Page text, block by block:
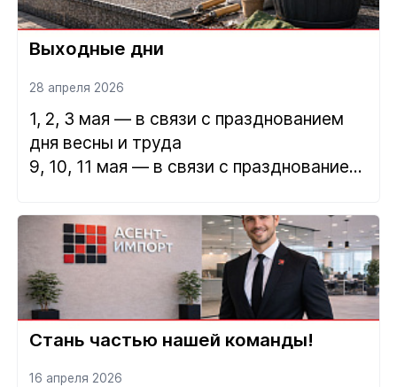
Выходные дни
28 апреля 2026
1, 2, 3 мая — в связи с празднованием
дня весны и труда
9, 10, 11 мая — в связи с празднованием
Стань частью нашей команды!
16 апреля 2026